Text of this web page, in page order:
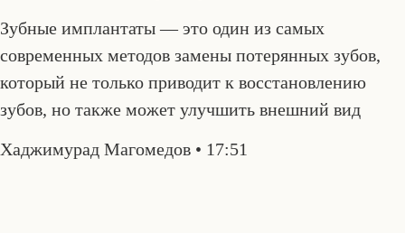
Зубные имплантаты — это один из самых
современных методов замены потерянных зубов,
который не только приводит к восстановлению
зубов, но также может улучшить внешний вид
Хаджимурад Магомедов 17:51